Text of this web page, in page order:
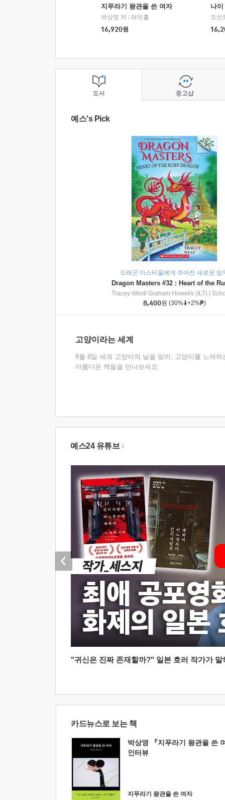
지푸라기 왕관을 쓴 여자
박상영 저
래빗홀
16,920원
나
조선
도서
예스's Pick
드래곤 마스터들에게 주어진 새로운 임
Tracey West/ Graham Howells (ILT)
8,400원 (30% +2% )
고양이라는 세계
8월 8일 세계 고양이의 날을 맞아, 고양이를 노래하
아름다운 책들을 만나보세요.
중고샵
예스24 유튜브
"귀신은 진짜 존재할까?" 일본 호러 작가가
카드뉴스로 보는 책
박상영 『지푸라기 왕관을 쓴
인터뷰
지푸라기 왕관을 쓴 여자